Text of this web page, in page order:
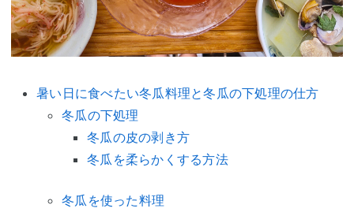
暑い日に食べたい冬瓜料理と冬瓜の下処理の仕方
冬瓜の下処理
冬瓜の皮の剥き方
冬瓜を柔らかくする方法
冬瓜を使った料理